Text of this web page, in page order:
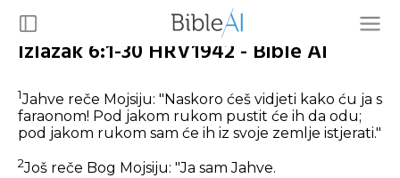
Izlazak 6:1-30 HRV1942 - Bible AI
1Jahve reče Mojsiju: "Naskoro ćeš vidjeti kako ću ja s
faraonom! Pod jakom rukom pustit će ih da odu;
pod jakom rukom sam će ih iz svoje zemlje istjerati."
2Još reče Bog Mojsiju: "Ja sam Jahve.